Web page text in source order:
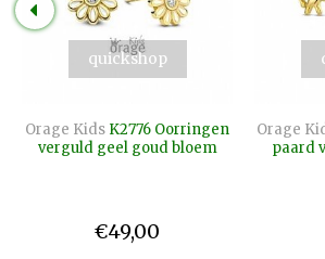
quickshop
Orage Kids K2776 Oorringen
verguld geel goud bloem
€49,00
Orage
paard